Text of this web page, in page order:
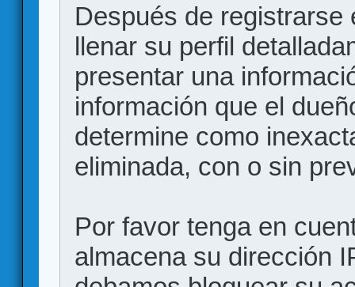
Después de registrarse
llenar su perfil
presentar una
información que el
determine como
eliminada, con o sin
Por favor tenga en
almacena su dirección